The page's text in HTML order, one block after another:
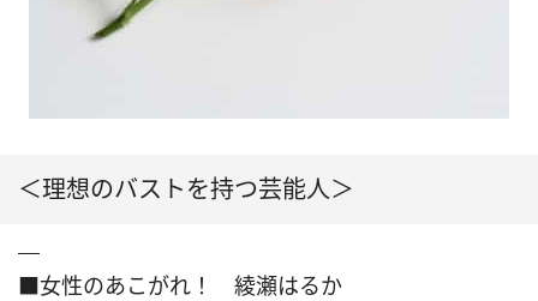
＜理想のバストを持つ芸能人＞
■女性のあこがれ！ 綾瀬はるか